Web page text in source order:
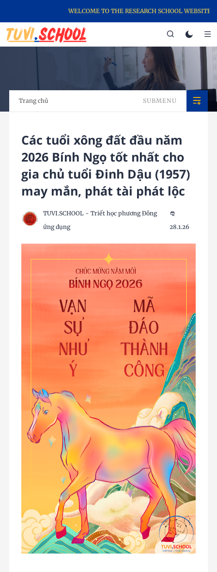
WELCOME TO THE RESEARCH SCHOOL WEBSITE,
Trang chủ SUBMENU
Các tuổi xông đất đầu năm
2026 Bính Ngọ tốt nhất cho
gia chủ tuổi Đinh Dậu (1957)
may mắn, phát tài phát lộc
TUVI.SCHOOL - Triết học phương Đông
ứng dụng
28.1.26